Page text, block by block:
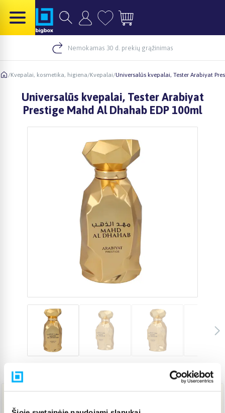
Nemokamas 30 d. prekių grąžinimas
/Kvepalai, kosmetika, higiena/Kvepalai/Universalūs kvepalai, Tester Arabiyat
Universalūs kvepalai, Tester Arabiyat
Prestige Mahd Al Dhahab EDP 100ml
Prekės kodas 5019356